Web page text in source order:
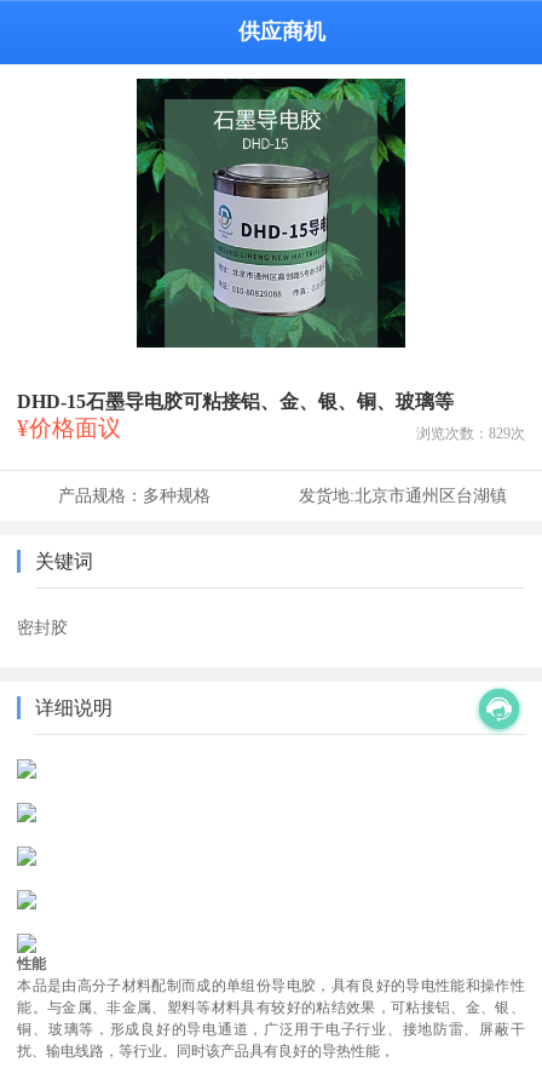
供应商机
DHD-15石墨导电胶可粘接铝、金、银、铜、玻璃等
¥价格面议 浏览次数： 829次
产品规格： 多种规格 发货地:北京市通州区台湖镇
关键词
密封胶
详细说明
性能
本品是由高分子材料配制而成的单组份导电胶，具有良好的导电性能和操作性
能。与金属、非金属、塑料等材料具有较好的粘结效果，可粘接铝、金、银、
铜、玻璃等，形成良好的导电通道，广泛用于电子行业、接地防雷、屏蔽干
扰、输电线路，等行业。同时该产品具有良好的导热性能，